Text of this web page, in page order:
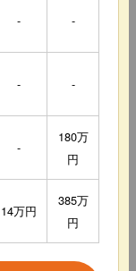
- -
- -
-
180万
円
14万円
385万
円